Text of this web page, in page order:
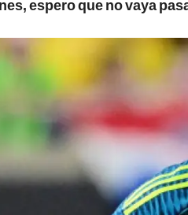
espero que no vaya